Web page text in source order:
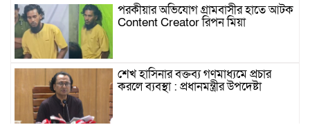
পরকীয়ার অভিযোগ গ্রামবাসীর হাতে আটক
Content Creator রিপন মিয়া
শেখ হাসিনার বক্তব্য গণমাধ্যমে প্রচার
করলে ব্যবস্থা : প্রধানমন্ত্রীর উপদেষ্টা